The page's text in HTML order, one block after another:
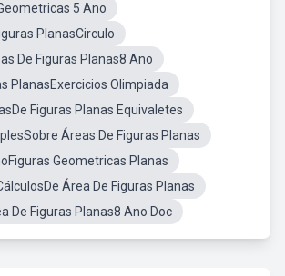
5 Ano
PlanasCirculo
De Figuras Planas8 Ano
PlanasExercicios Olimpiada
Figuras Planas Equivaletes
Áreas De Figuras Planas
Geometricas Planas
Área De Figuras Planas
De Figuras Planas8 Ano Doc